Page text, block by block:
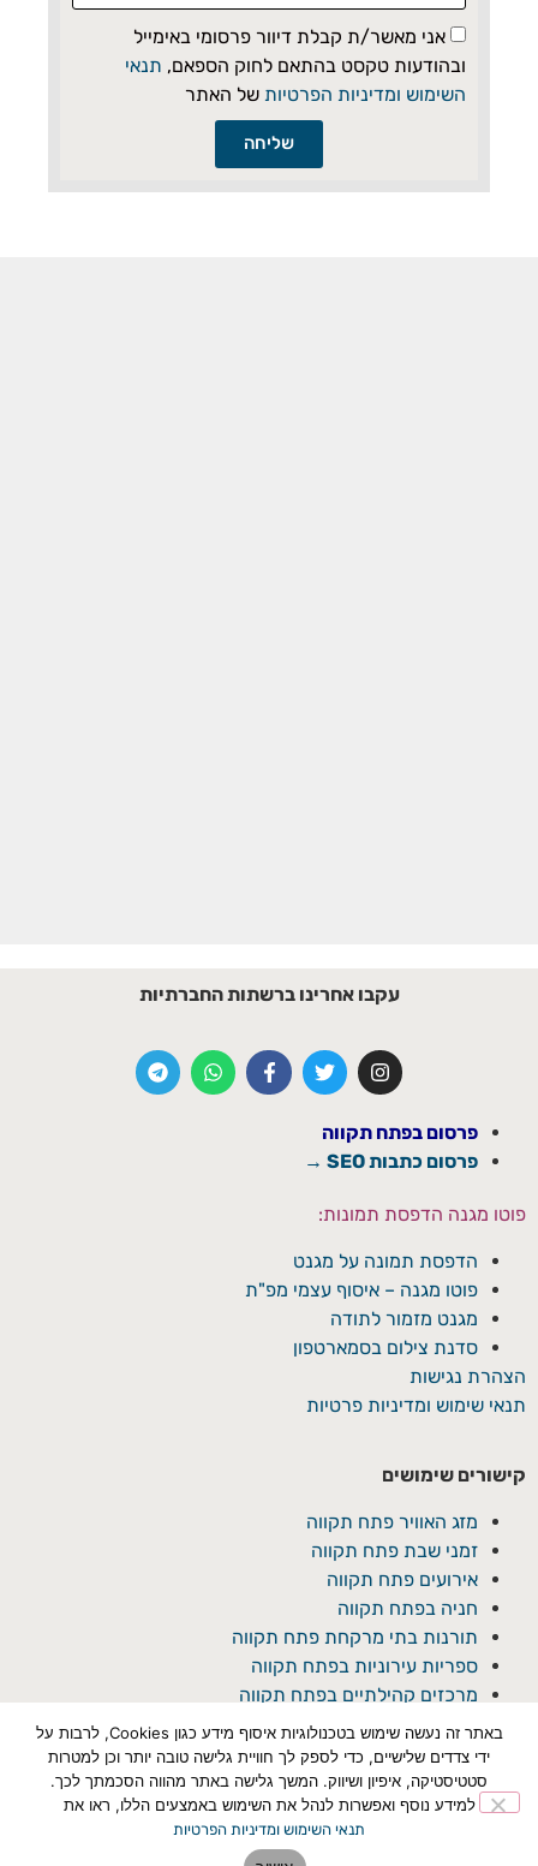
אני מאשר/ת קבלת דיוור פרסומי באימייל
ובהודעות טקסט בהתאם לחוק הספאם, תנאי
השימוש ומדיניות הפרטיות של האתר
שליחה
עקבו אחרינו ברשתות החברתיות
פרסום בפתח תקווה
פרסום כתבות SEO →
פוטו מגנה הדפסת תמונות:
הדפסת תמונה על מגנט
פוטו מגנה – איסוף עצמי מפ"ת
מגנט מזמור לתודה
סדנת צילום בסמארטפון
הצהרת נגישות
תנאי שימוש ומדיניות פרטיות
קישורים שימושים
מזג האוויר פתח תקווה
זמני שבת פתח תקווה
אירועים פתח תקווה
חניה בפתח תקווה
תורנות בתי מרקחת פתח תקווה
ספריות עירוניות בפתח תקווה
מרכזים קהילתיים בפתח תקווה
באתר זה נעשה שימוש בטכנולוגיות איסוף מידע כגון Cookies, לרבות על
ידי צדדים שלישיים, כדי לספק לך חוויית גלישה טובה יותר וכן למטרות
סטטיסטיקה, איפיון ושיווק. המשך גלישה באתר מהווה הסכמתך לכך.
למידע נוסף ואפשרות לנהל את השימוש באמצעים הללו, ראו את
תנאי השימוש ומדיניות הפרטיות